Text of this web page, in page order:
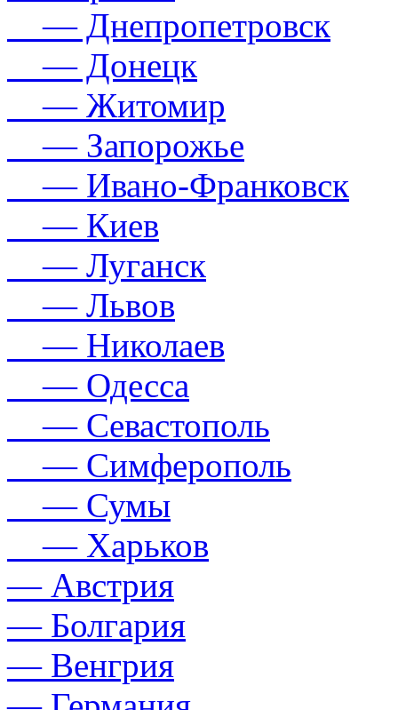
— Днепропетровск
— Донецк
— Житомир
— Запорожье
— Ивано-Франковск
— Киев
— Луганск
— Львов
— Николаев
— Одесса
— Севастополь
— Симферополь
— Сумы
— Харьков
— Австрия
— Болгария
— Венгрия